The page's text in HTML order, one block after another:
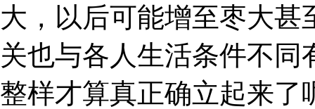
大，以后可能增至枣大
关也与各人生活条件不
整样才算真正确立起来了